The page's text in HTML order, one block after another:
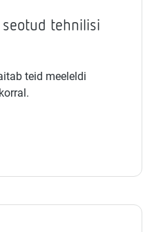
tehnilisi
teid meeleldi